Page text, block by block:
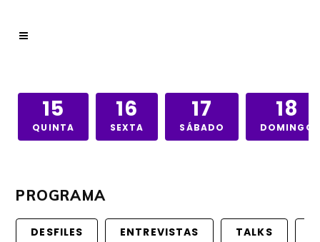
PROGRAMA
DESFILES ENTREVISTAS TALKS
15
QUINTA
16
SEXTA
17
SÁBADO
18
DOMINGO